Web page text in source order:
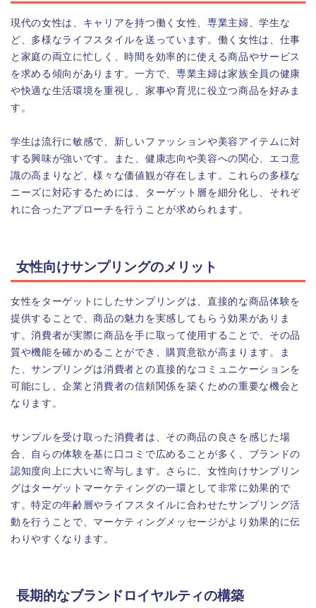
現代の女性は、キャリアを持つ働く女性、専業主婦、学生な
ど、多様なライフスタイルを送っています。働く女性は、仕事
と家庭の両立に忙しく、時間を効率的に使える商品やサービス
を求める傾向があります。一方で、専業主婦は家族全員の健康
や快適な生活環境を重視し、家事や育児に役立つ商品を好みま
す。
学生は流行に敏感で、新しいファッションや美容アイテムに対
する興味が強いです。また、健康志向や美容への関心、エコ意
識の高まりなど、様々な価値観が存在します。これらの多様な
ニーズに対応するためには、ターゲット層を細分化し、それぞ
れに合ったアプローチを行うことが求められます。
女性向けサンプリングのメリット
女性をターゲットにしたサンプリングは、直接的な商品体験を
提供することで、商品の魅力を実感してもらう効果がありま
す。消費者が実際に商品を手に取って使用することで、その品
質や機能を確かめることができ、購買意欲が高まります。ま
た、サンプリングは消費者との直接的なコミュニケーションを
可能にし、企業と消費者の信頼関係を築くための重要な機会と
なります。
サンプルを受け取った消費者は、その商品の良さを感じた場
合、自らの体験を基に口コミで広めることが多く、ブランドの
認知度向上に大いに寄与します。さらに、女性向けサンプリン
グはターゲットマーケティングの一環として非常に効果的で
す。特定の年齢層やライフスタイルに合わせたサンプリング活
動を行うことで、マーケティングメッセージがより効果的に伝
わりやすくなります。
長期的なブランドロイヤルティの構築